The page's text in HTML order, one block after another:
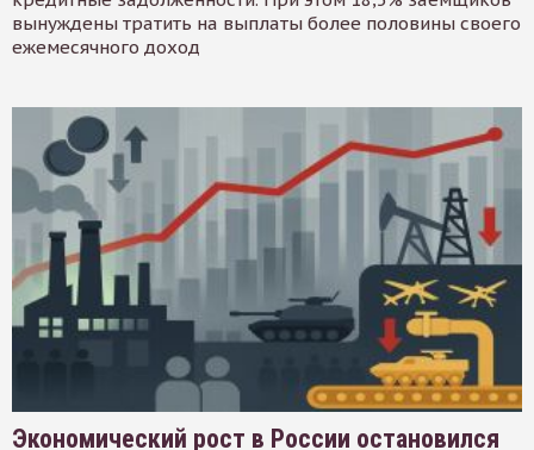
вынуждены тратить на выплаты более половины своего
ежемесячного доход
Экономический рост в России остановился